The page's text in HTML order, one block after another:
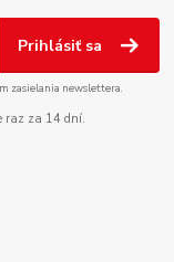
Prihlásiť sa
zasielania newslettera.
raz za 14 dní.